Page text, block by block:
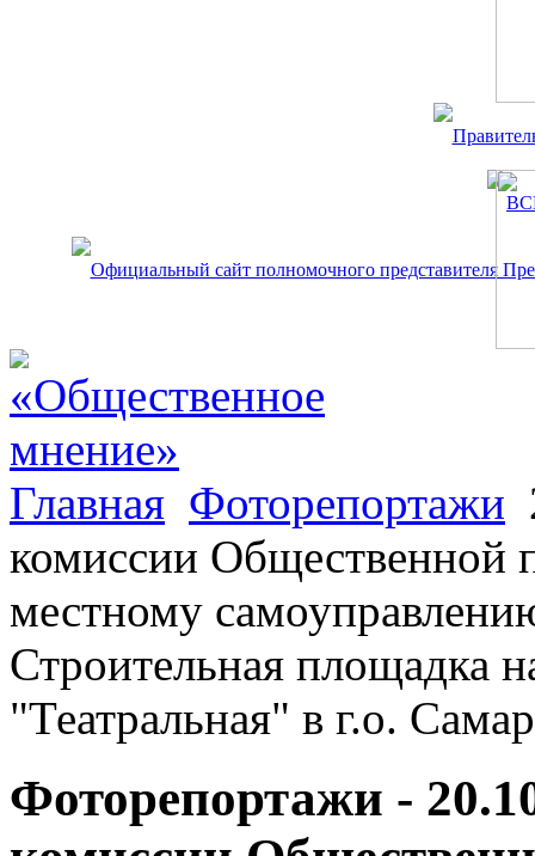
Главная Фоторепортажи
комиссии Общественной
местному
Строительная площадка
"Театральная" в г.о.
Фоторепортажи -